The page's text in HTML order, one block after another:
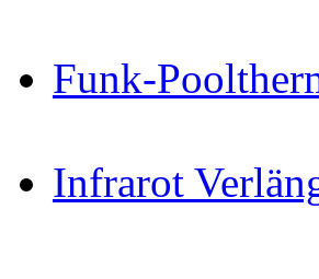
Funk-
Infrarot